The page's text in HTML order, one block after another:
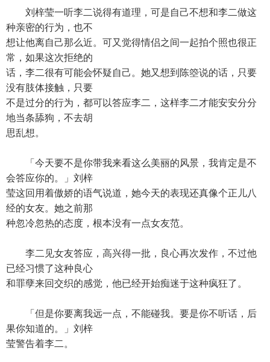
刘梓莹一听李二说得有道理，可是自己不想和李二做这
种亲密的行为，也不
想让他离自己那么近。可又觉得情侣之间一起拍个照也很正
常，如果这次拒绝的
话，李二很有可能会怀疑自己。她又想到陈箜说的话，只要
没有肢体接触，只要
不是过分的行为，都可以答应李二，这样李二才能安安分分
地当条舔狗，不去胡
思乱想。
「今天要不是你带我来看这么美丽的风景，我肯定是不
会答应你的。」刘梓
莹这回用着傲娇的语气说道，她今天的表现还真像个正儿八
经的女友。她之前那
种忽冷忽热的态度，根本没有一点女友范。
李二见女友答应，高兴得一批，良心再次发作，不过他
已经习惯了这种良心
和罪孽来回交织的感觉，他已经开始痴迷于这种疯狂了。
「但是你要离我远一点，不能碰我。要是你不听话，后
果你知道的。」刘梓
莹警告着李二。